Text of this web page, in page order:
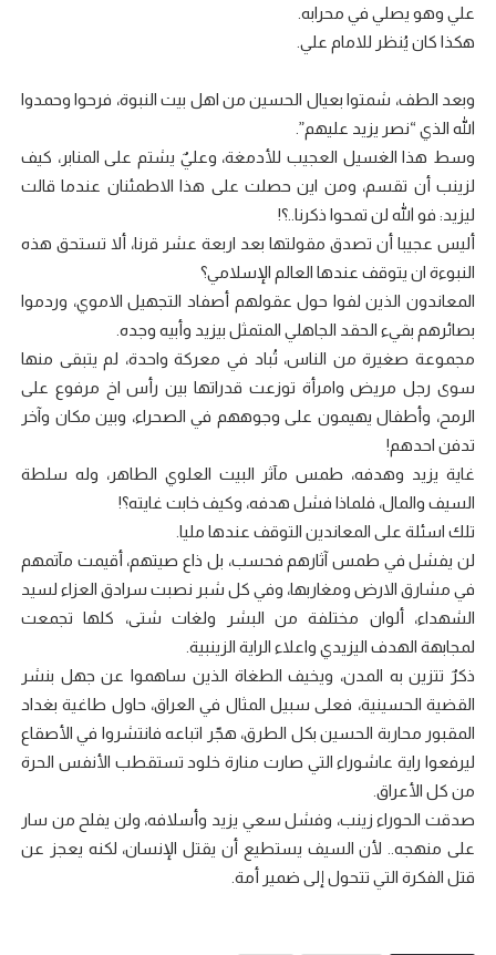
علي وهو يصلي في محرابه.
هكذا كان يُنظر للامام علي.
وبعد الطف، شمتوا بعيال الحسين من اهل بيت النبوة، فرحوا وحمدوا
الله الذي “نصر يزيد عليهم”.
وسط هذا الغسيل العجيب للأدمغة، وعليٌ يشتم على المنابر، كيف
لزينب أن تقسم، ومن اين حصلت على هذا الاطمئنان عندما قالت
ليزيد: فو الله لن تمحوا ذكرنا..؟!
أليس عجيبا أن تصدق مقولتها بعد اربعة عشر قرنا، ألا تستحق هذه
النبوءة ان يتوقف عندها العالم الإسلامي؟
المعاندون الذين لفوا حول عقولهم أصفاد التجهيل الاموي، وردموا
بصائرهم بقيء الحقد الجاهلي المتمثل بيزيد وأبيه وجده.
مجموعة صغيرة من الناس، تُباد في معركة واحدة، لم يتبقى منها
سوى رجل مريض وامرأة توزعت قدراتها بين رأس اخ مرفوع على
الرمح، وأطفال يهيمون على وجوههم في الصحراء، وبين مكان وآخر
تدفن احدهم!
غاية يزيد وهدفه، طمس مآثر البيت العلوي الطاهر، وله سلطة
السيف والمال، فلماذا فشل هدفه، وكيف خابت غايته؟!
تلك اسئلة على المعاندين التوقف عندها مليا.
لن يفشل في طمس آثارهم فحسب، بل ذاع صيتهم، أقيمت مآتمهم
في مشارق الارض ومغاربها، وفي كل شبر نصبت سرادق العزاء لسيد
الشهداء، ألوان مختلفة من البشر ولغات شتى، كلها تجمعت
لمجابهة الهدف اليزيدي واعلاء الراية الزينبية.
ذكرٌ تتزين به المدن، ويخيف الطغاة الذين ساهموا عن جهل بنشر
القضية الحسينية، فعلى سبيل المثال في العراق، حاول طاغية بغداد
المقبور محاربة الحسين بكل الطرق، هجّر اتباعه فانتشروا في الأصقاع
ليرفعوا راية عاشوراء التي صارت منارة خلود تستقطب الأنفس الحرة
من كل الأعراق.
صدقت الحوراء زينب، وفشل سعي يزيد وأسلافه، ولن يفلح من سار
على منهجه.. لأن السيف يستطيع أن يقتل الإنسان، لكنه يعجز عن
قتل الفكرة التي تتحول إلى ضمير أمة.